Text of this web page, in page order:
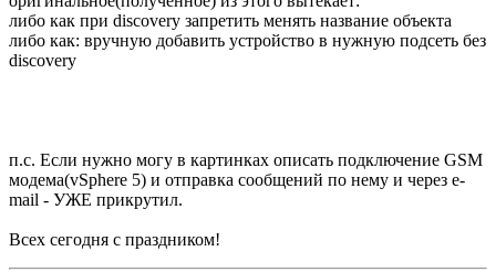
либо как при discovery запретить менять название объекта
либо как: вручную добавить устройство в нужную подсеть без
discovery
п.с. Если нужно могу в картинках описать подключение GSM
модема(vSphere 5) и отправка сообщений по нему и через e-
mail - УЖЕ прикрутил.
Всех сегодня с праздником!